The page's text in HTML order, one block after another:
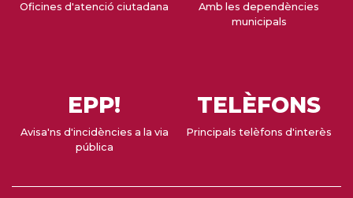
Oficines d'atenció ciutadana
Amb les dependències
municipals
EPP!
Avisa'ns d'incidències a la via
pública
TELÈFONS
Principals telèfons d'interès